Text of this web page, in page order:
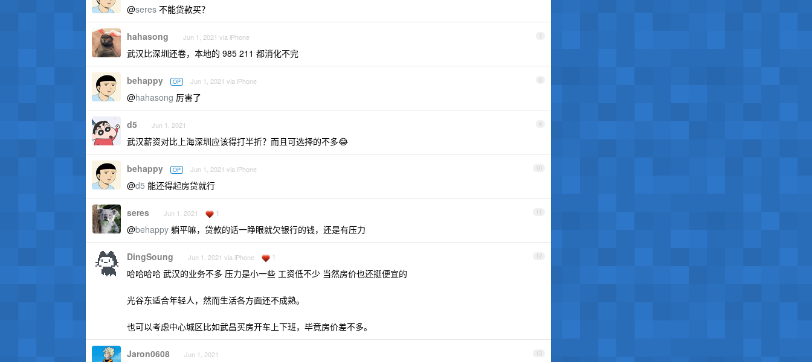
@seres 不能贷款买？
7
hahasong Jun 1, 2021 via iPhone
武汉比深圳还卷，本地的 985 211 都消化不完
8
behappy OP Jun 1, 2021 via iPhone
@hahasong 厉害了
9
d5 Jun 1, 2021
武汉薪资对比上海深圳应该得打半折？而且可选择的不多😂
10
behappy OP Jun 1, 2021 via iPhone
@d5 能还得起房贷就行
11
seres Jun 1, 2021 1
@behappy 躺平嘛，贷款的话一睁眼就欠银行的钱，还是有压力
12
DingSoung Jun 1, 2021 via iPhone 1
哈哈哈哈 武汉的业务不多 压力是小一些 工资低不少 当然房价也还挺便宜的
光谷东适合年轻人，然而生活各方面还不成熟。
也可以考虑中心城区比如武昌买房开车上下班，毕竟房价差不多。
13
Jaron0608 Jun 1, 2021